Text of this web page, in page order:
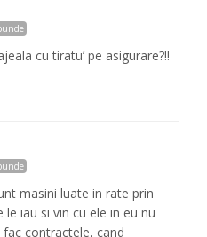
cu tiratu’ pe asigurare?!!
masini luate in rate prin
le iau si vin cu ele in eu nu
contractele, cand